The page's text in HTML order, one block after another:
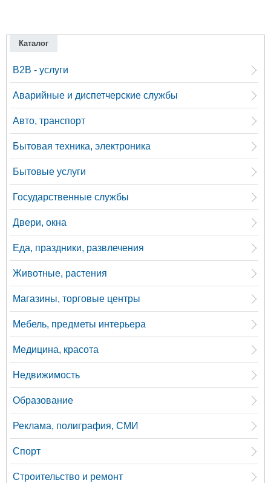
Каталог
B2B - услуги
Аварийные и диспетчерские службы
Авто, транспорт
Бытовая техника, электроника
Бытовые услуги
Государственные службы
Двери, окна
Еда, праздники, развлечения
Животные, растения
Магазины, торговые центры
Мебель, предметы интерьера
Медицина, красота
Недвижимость
Образование
Реклама, полиграфия, СМИ
Спорт
Строительство и ремонт